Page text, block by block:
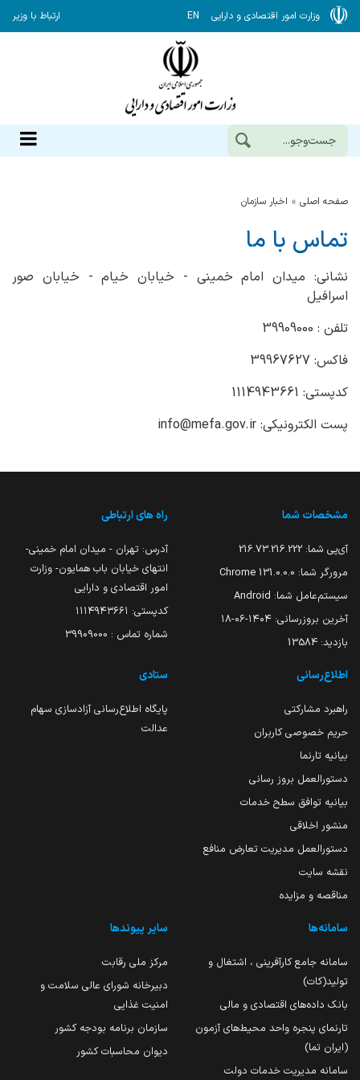
وزارت امور اقتصادی و دارایی EN ارتباط با وزیر
صفحه اصلی اخبار سازمان
تماس با ما
نشانی: میدان امام خمینی - خیابان خیام - خیابان صور
اسرافیل
تلفن : 39909000
فاکس: 39967627
کدپستی: 1114943661
پست الکترونیکی: info@mefa.gov.ir
مشخصات شما
آی‌پی شما: 216.73.216.222
مرورگر شما: 131.0.0.0 Chrome
سیستم‌عامل شما: Android
آخرین بروزرسانی: ۱۴۰۴-۰۶-۱۸
بازدید: 13584
راه های ارتباطی
آدرس: تهران - میدان امام خمینی-
انتهای خیابان باب همایون- وزارت
امور اقتصادی و دارایی
کدپستی: ۱۱۱۴۹۴۳۶۶۱
شماره تماس : 39909000
اطلاع‌رسانی
راهبرد مشارکتی
حریم خصوصی کاربران
بیانیه تارنما
دستورالعمل بروز رسانی
بیانیه توافق سطح خدمات
منشور اخلاقی
دستورالعمل مدیریت تعارض منافع
نقشه سایت
مناقصه و مزایده
ستادی
پایگاه اطلاع‌رسانی آزادسازی سهام
عدالت
سامانه‌ها
سامانه جامع کارآفرینی ، اشتغال و
تولید(کات)
بانک داده‌های اقتصادی و مالی
تارنمای پنجره واحد محیط‌های آزمون
(ایران تما)
سامانه مدیریت خدمات دولت
سایر پیوندها
مرکز ملی رقابت
دبیرخانه شورای عالی سلامت و
امنیت غذایی
سازمان برنامه بودجه کشور
دیوان محاسبات کشور